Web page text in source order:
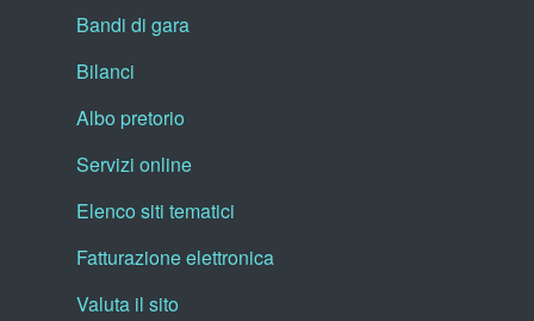
Bandi di gara
Bilanci
Albo pretorio
Servizi online
Elenco siti tematici
Fatturazione elettronica
Valuta il sito